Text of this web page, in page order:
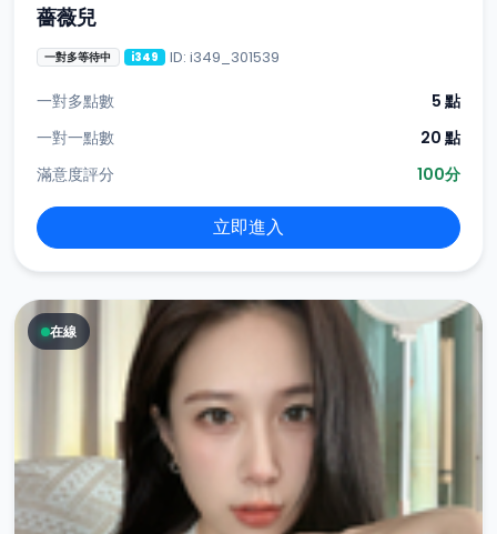
薔薇兒
一對多等待中 i349 ID: i349_301539
一對多點數
5 點
一對一點數
20 點
滿意度評分
100分
立即進入
在線